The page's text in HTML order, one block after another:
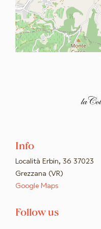
Info
Località Erbin, 36 37023
Grezzana (VR)
Google Maps
Follow us